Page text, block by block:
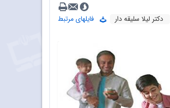
دکتر لیلا سلیقه‌ دار
فایلهای مرتبط